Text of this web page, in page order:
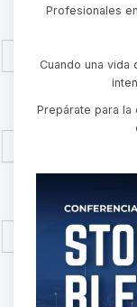
Profesionales
Cuando una vida
Prepárate para